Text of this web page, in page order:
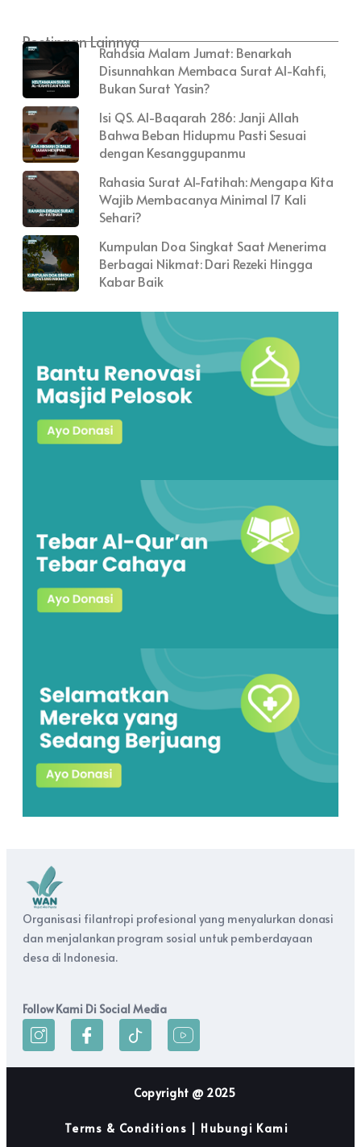
Postingan Lainnya
Rahasia Malam Jumat: Benarkah
Disunnahkan Membaca Surat Al-Kahfi,
Bukan Surat Yasin?
Isi QS. Al-Baqarah 286: Janji Allah
Bahwa Beban Hidupmu Pasti Sesuai
dengan Kesanggupanmu
Rahasia Surat Al-Fatihah: Mengapa Kita
Wajib Membacanya Minimal 17 Kali
Sehari?
Kumpulan Doa Singkat Saat Menerima
Berbagai Nikmat: Dari Rezeki Hingga
Kabar Baik
Organisasi filantropi profesional yang menyalurkan donasi
dan menjalankan program sosial untuk pemberdayaan
desa di Indonesia.
Follow Kami Di Social Media
Copyright @ 2025
Terms & Conditions | Hubungi Kami